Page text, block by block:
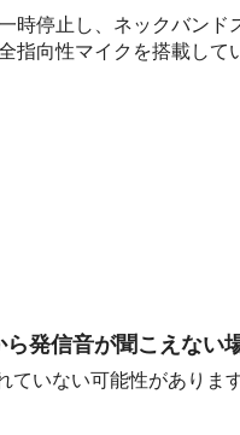
時停止し、ネックバンド
指向性マイクを搭載し
発信音が聞こえない
ていない可能性があり